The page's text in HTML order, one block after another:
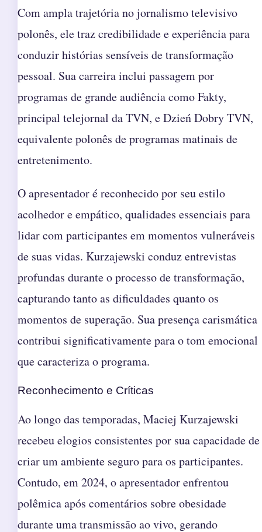
Com ampla trajetória no jornalismo televisivo
polonês, ele traz credibilidade e experiência para
conduzir histórias sensíveis de transformação
pessoal. Sua carreira inclui passagem por
programas de grande audiência como Fakty,
principal telejornal da TVN, e Dzień Dobry TVN,
equivalente polonês de programas matinais de
entretenimento.
O apresentador é reconhecido por seu estilo
acolhedor e empático, qualidades essenciais para
lidar com participantes em momentos vulneráveis
de suas vidas. Kurzajewski conduz entrevistas
profundas durante o processo de transformação,
capturando tanto as dificuldades quanto os
momentos de superação. Sua presença carismática
contribui significativamente para o tom emocional
que caracteriza o programa.
Reconhecimento e Críticas
Ao longo das temporadas, Maciej Kurzajewski
recebeu elogios consistentes por sua capacidade de
criar um ambiente seguro para os participantes.
Contudo, em 2024, o apresentador enfrentou
polêmica após comentários sobre obesidade
durante uma transmissão ao vivo, gerando